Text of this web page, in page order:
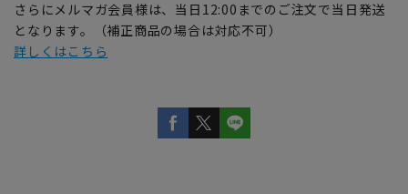
さらにメルマガ会員様は、当日12:00までのご注文で当日発送
となります。（補正商品の場合は対応不可）
詳しくはこちら